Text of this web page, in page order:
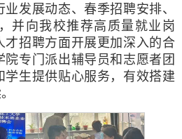
发展动态、春季招聘安排、
并向我校推荐高质量就业岗
才招聘方面开展更加深入的合
专门派出辅导员和志愿者团
学生提供贴心服务，有效搭建